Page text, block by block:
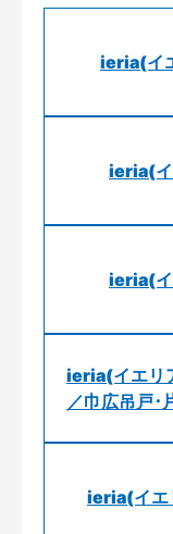
ieria(イ
ieria(イ
ieria(イ
ieria(イエリ
／巾広吊戸･
ieria(イエ